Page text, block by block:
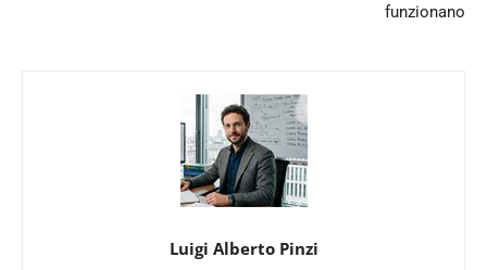
funzionano
Luigi Alberto Pinzi